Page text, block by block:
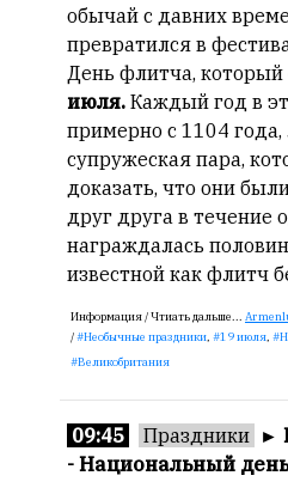
обычай с давних
превратился в
День флитча, который
июля. Каждый год в
примерно с 1104
супружеская пара,
доказать, что они
друг друга в течение
награждалась
известной как флитч
Информация /Чтиать дальше...
/
Необычные праздники, 19 июля,
Великобритания
09:45 Праздники ►
- Национальный